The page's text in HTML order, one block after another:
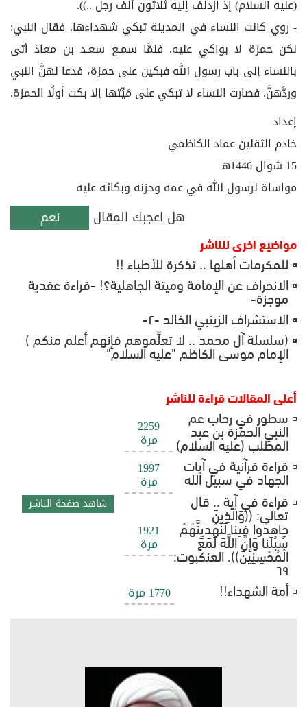
(عليه السلام) إذ ازدلف إليه ثلاثون ألف رجل ..)).
- روي كانت النساء في المدينة تبكي شهداءها. فقال النبي:
لكن حمزة لا بواكي عليه. فلمَّا سمـع سعـد بن معاذ أتى
بالنساء إلى باب رسول الله فبكين على حمزة، فدعا لهنَّ النبي
وردَّهنَّ. فصارت النساء لا تبكي على مَيِّتها إلا بكت أولًا الحمزة.
إعداد
خادم الثقلين عماد الكاظمي
15 شوال 1446ﻫ
مواساة لرسول الله في عمه وحزنه وبكائه عليه
نعم هل اعجبك المقال
مواضيع اخرى للناشر
للمكرمات أهلها .. تذكرة للأطباء !!
الانحراف عن الإمامة وميتة الجاهلية؟! -قراءة عقدية
موجزة-
الاستشراف الزينبي الخالد -٢-
(سلسلة آل محمد .. لا تعلِّموهم فإنهم أعلم منكم )
الإمام موسى الكاظم "عليه السلام"
أعلى المقالات قراءة للناشر
سطور في رحاب عم
النبي الحمزة بن عبد
المطلب (عليه السلام)
2259
مرة
قراءة قرآنية في آيات
الجهاد في سبيل الله 1997
مرة
قراءة في آية .. قال
تعالى: ((وَالَّذِينَ
جاهَدُوا فِينا لَنَهْدِيَنَّهُمْ
سُبُلَنا وَإِنَّ اللَّهَ لَمَعَ
الْمُحْسِنِينَ)). العنكبوت:
٦٩
1921
مرة
أمة الشهداء!! 1770 مرة
شاهد صفحة الناشر